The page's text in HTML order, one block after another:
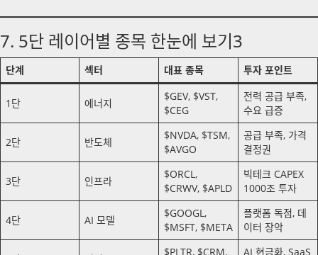
7. 5단 레이어별 종목 한눈에 보기3
단계 섹터 대표 종목 투자 포인트
1단 에너지
$GEV, $VST,
$CEG
전력 공급 부족,
수요 급증
2단 반도체
$NVDA, $TSM,
$AVGO
공급 부족, 가격
결정권
3단 인프라
$ORCL,
$CRWV, $APLD
빅테크 CAPEX
1000조 투자
4단 AI 모델
$GOOGL,
$MSFT, $META
플랫폼 독점, 데
이터 장악
$PLTR, $CRM, AI 현금화, SaaS